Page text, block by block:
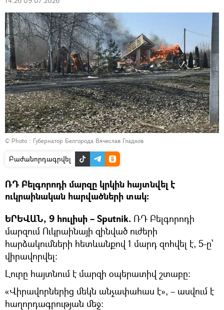
© Photo : Губернатор Белгорода Вячеслав Гладков
Բաժանորդագրվել
ՌԴ Բելգորոդի մարզը կրկին հայտնվել է
ուկրաինական հարվածների տակ։
ԵՐԵՎԱՆ, 9 հուլիսի – Sputnik. ՌԴ Բելգորոդի
մարզում Ուկրաինայի զինված ուժերի
հարձակումների հետևանքով 1 մարդ զոհվել է, 5-ը՝
վիրավորվել։
Լուրը հայտնում է մարզի օպերատիվ շտաբը։
«Վիրավորներից մեկն անչափահաս է», – ասվում է
հաղորդագրության մեջ։